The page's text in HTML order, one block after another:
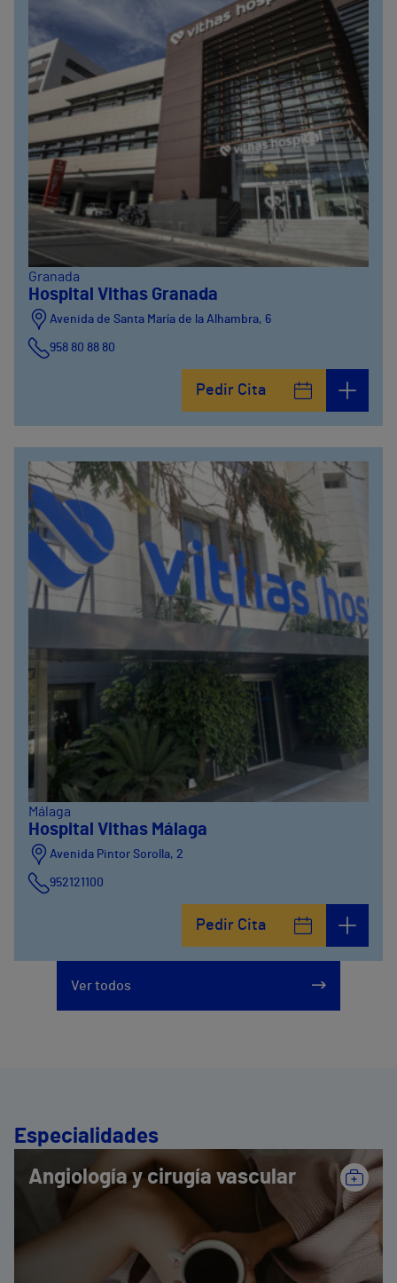
Granada
Hospital Vithas Granada
Avenida de Santa María de la Alhambra, 6
958 80 88 80
Pedir Cita
Málaga
Hospital Vithas Málaga
Avenida Pintor Sorolla, 2
952121100
Pedir Cita
Ver todos
Especialidades
Angiología y cirugía vascular